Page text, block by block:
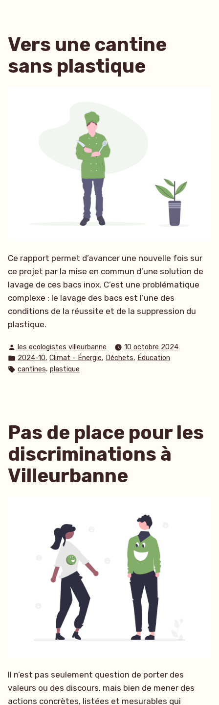
Vers une cantine
sans plastique
Ce rapport permet d’avancer une nouvelle fois sur
ce projet par la mise en commun d’une solution de
lavage de ces bacs inox. C’est une problématique
complexe : le lavage des bacs est l’une des
conditions de la réussite et de la suppression du
plastique.
Publié
par
les ecologistes villeurbanne
10 octobre 2024
Publié
dans
2024-10, Climat - Énergie, Déchets, Éducation
Étiquettes :
cantines, plastique
Pas de place pour les
discriminations à
Villeurbanne
Il n’est pas seulement question de porter des
valeurs ou des discours, mais bien de mener des
actions concrètes, listées et mesurables qui